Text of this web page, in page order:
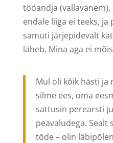
tööandja
endale liiga ei teeks,
samuti järjepidevalt
läheb. Mina aga ei
Mul oli kõik hästi ja
silme ees, oma
sattusin perearsti
peavaludega. Sealt
tõde – olin